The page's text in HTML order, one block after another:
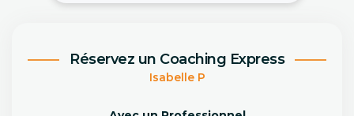
Réservez un Coaching Express
Isabelle P